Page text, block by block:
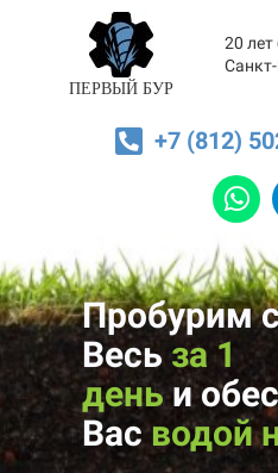
ПЕРВЫЙ БУР
20
+7 (812)
Пробурим
Весь за 1
деньи
Васводой